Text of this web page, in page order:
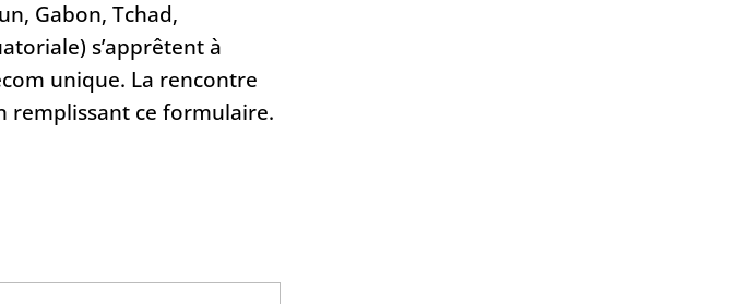
Gabon, Tchad,
s’apprêtent à
unique. La rencontre
remplissant ce formulaire.